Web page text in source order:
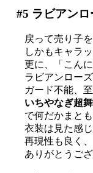
#5 ラビアン
戻って売り子
しかもキャラ
更に、「こん
ラビアンロー
ガード不能、
いちやなぎ超
で何だかまと
衣装は見た感
再現性も良く
ありがとうご